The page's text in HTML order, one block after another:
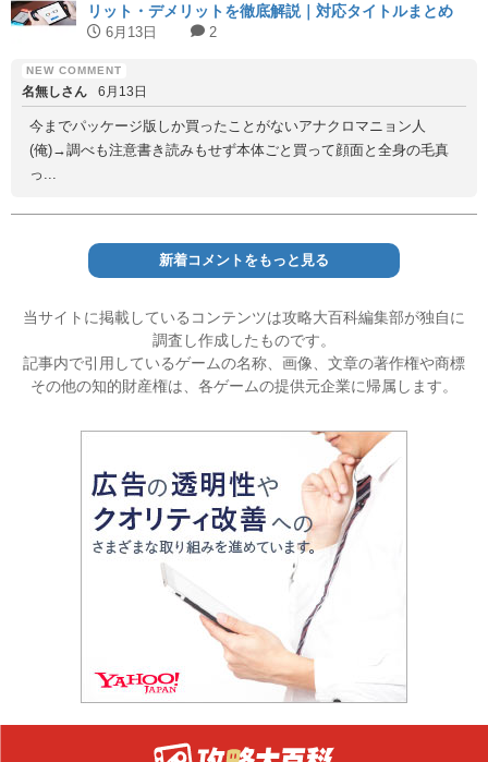
リット・デメリットを徹底解説｜対応タイトルまとめ
6月13日 2
名無しさん 6月13日
今までパッケージ版しか買ったことがないアナクロマニョン人
(俺)→調べも注意書き読みもせず本体ごと買って顔面と全身の毛真
っ...
新着コメントをもっと見る
当サイトに掲載しているコンテンツは攻略大百科編集部が独自に
調査し作成したものです。
記事内で引用しているゲームの名称、画像、文章の著作権や商標
その他の知的財産権は、各ゲームの提供元企業に帰属します。